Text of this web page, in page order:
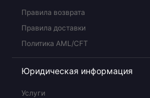
Правила возврата
Правила доставки
Политика AML/CFT
Юридическая информация
Услуги